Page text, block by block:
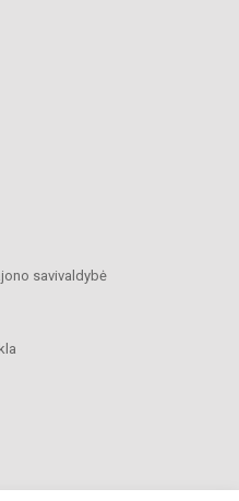
savivaldybė